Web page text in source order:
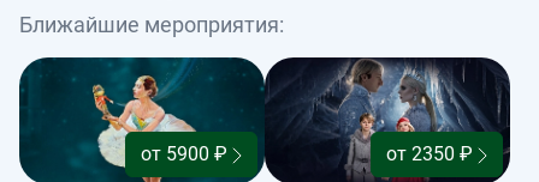
Ближайшие мероприятия:
от 5900 ₽ от 2350 ₽